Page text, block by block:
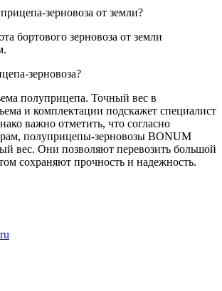
зерновоза от земли?
бортового зерновоза от земли
зерновоза?
полуприцепа. Точный вес в
и комплектации подскажет специалист
важно отметить, что согласно
полуприцепы-зерновозы BONUM
вес. Они позволяют перевозить большой
сохраняют прочность и надежность.